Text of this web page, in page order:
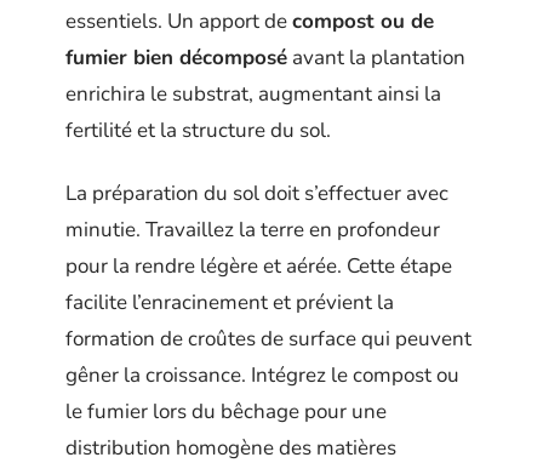
essentiels. Un apport decompost ou de
fumier bien décomposé avant la plantation
enrichira le substrat, augmentant ainsi la
fertilité et la structure du sol.
La préparation du sol doit s’effectuer avec
minutie. Travaillez la terre en profondeur
pour la rendre légère et aérée. Cette étape
facilite l’enracinement et prévient la
formation de croûtes de surface qui peuvent
gêner la croissance. Intégrez le compost ou
le fumier lors du bêchage pour une
distribution homogène des matières